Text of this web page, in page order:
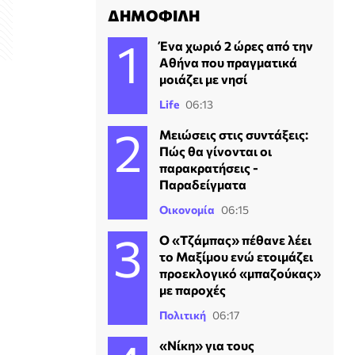
ΔΗΜΟΦΙΛΗ
Ένα χωριό 2 ώρες από την
Αθήνα που πραγματικά
μοιάζει με νησί
Life 06:13
Μειώσεις στις συντάξεις:
Πώς θα γίνονται οι
παρακρατήσεις -
Παραδείγματα
Οικονομία 06:15
Ο «Τζάμπας» πέθανε λέει
το Μαξίμου ενώ ετοιμάζει
προεκλογικό «μπαζούκας»
με παροχές
Πολιτική 06:17
«Νίκη» για τους